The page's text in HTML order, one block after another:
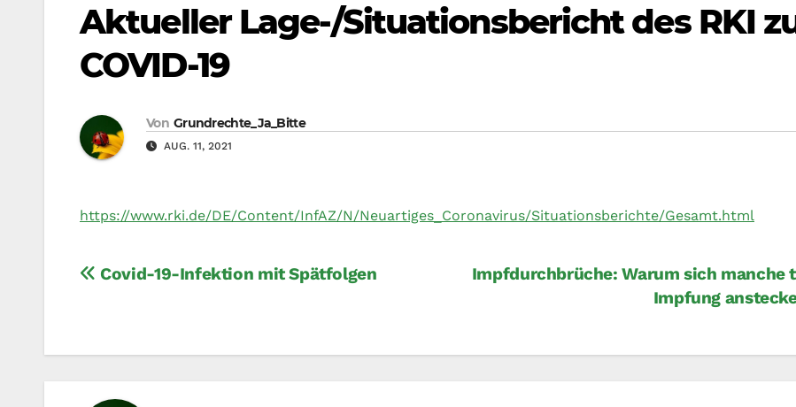
Aktueller Lage-/Situationsbericht des RKI
COVID-19
Von Grundrechte_Ja_Bitte
AUG. 11, 2021
https://www.rki.de/DE/Content/InfAZ/N/Neuartiges_Coronavirus/Situationsberichte/Gesamt.html
Beitragsnavigation
Impfdurchbrüche: Warum sich manche
Impfung
Covid-19-Infektion mit Spätfolgen